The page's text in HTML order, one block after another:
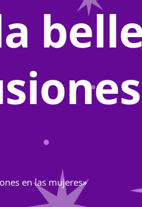
en las mujeres»